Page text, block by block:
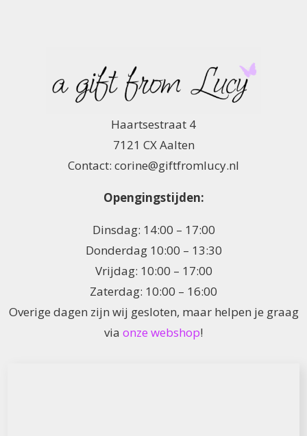
Haartsestraat 4
7121 CX Aalten
Contact: corine@giftfromlucy.nl
Opengingstijden:
Dinsdag: 14:00 – 17:00
Donderdag 10:00 – 13:30
Vrijdag: 10:00 – 17:00
Zaterdag: 10:00 – 16:00
Overige dagen zijn wij gesloten, maar helpen je graag
via onze webshop!